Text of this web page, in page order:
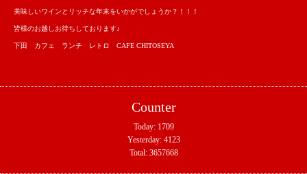
美味しいワインとリッチな年末をいかがでしょうか？！！！
皆様のお越しお待ちしております♪
下田 カフェ ランチ レトロ CAFE CHITOSEYA
Counter
Today: 1709
Yesterday: 4123
Total: 3657668